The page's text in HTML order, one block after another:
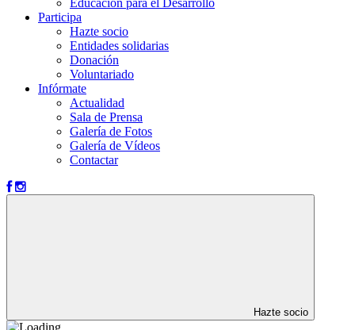
Educación para el Desarrollo
Participa
Hazte socio
Entidades solidarias
Donación
Voluntariado
Infórmate
Actualidad
Sala de Prensa
Galería de Fotos
Galería de Vídeos
Contactar
Hazte socio